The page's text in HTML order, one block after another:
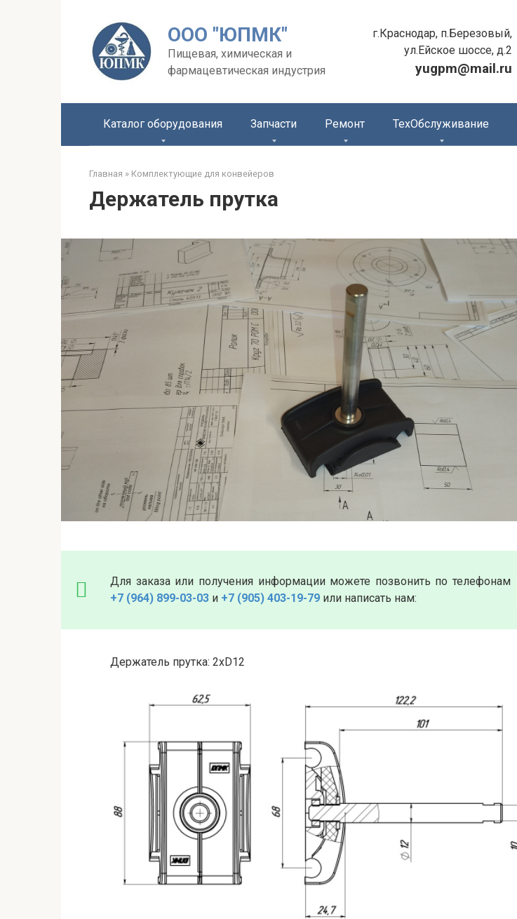
ООО "ЮПМК"
Пищевая, химическая и
фармацевтическая индустрия
г.Краснодар, п.Березовый,
ул.Ейское шоссе, д.2
yugpm@mail.ru
Каталог оборудования Запчасти Ремонт ТехОбслуживание
Главная » Комплектующие для конвейеров
Держатель прутка
Для заказа или получения информации можете позвонить по телефонам
+7 (964) 899-03-03 и +7 (905) 403-19-79 или написать нам:
Держатель прутка: 2хD12